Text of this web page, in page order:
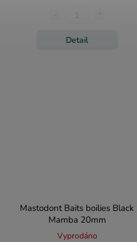
Detail
Mastodont Baits boilies Black
Mamba 20mm
Vyprodáno